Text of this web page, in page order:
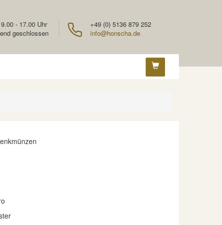
+49 (0) 5136 879 252
info@honscha.de
- 17.00 Uhr
geschlossen